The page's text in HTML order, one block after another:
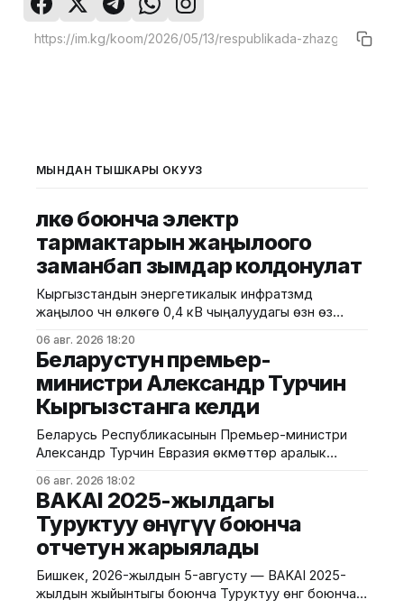
МЫНДАН ТЫШКАРЫ ОКУҢУЗ
Өлкө боюнча электр
тармактарын жаңылоого
заманбап зымдар колдонулат
Кыргызстандын энергетикалык инфратүзүмдү
жаңылоо үчүн өлкөгө 0,4 кВ чыңалуудагы өзүн өзү
келинди. Энергетика министрлигинин
маалыматына ылайык, иш-чара "Электр
энергетика секторун модернизациялоо жана
туруктуу өнүктүрүү" долбоорунун алкагында ишке
ашты. Жалпы узундугу 100 миң метр болгон СИП-2
зымдарынын кесилиши 3×70+
06 авг. 2026 18:20
Беларустун премьер-
министри Александр Турчин
Кыргызстанга келди
Беларусь Республикасынын Премьер-министри
Александр Турчин Евразия өкмөттөр аралык
Кыргызстанга келди. Бул тууралуу Өкмөттүн басма
сөз кызматынан билдиришти. Өкмөт башчысын
Ысык-Көл эл аралык аэропортунан Министрлер
Кабинетинин төрагасынын орун басары Эрлист
Акунбеков тосуп алды. Евразия өкмөттөр аралык
кеңешинин кезектеги жыйыны 6-7-август күндөрү
Ысык-
06 авг. 2026 18:02
BAKAI 2025-жылдагы
Туруктуу өнүгүү боюнча
отчетун жарыялады
Бишкек, 2026-жылдын 5-августу — BAKAI 2025-
жылдын жыйынтыгы боюнча Туруктуу өнүгүү боюнча